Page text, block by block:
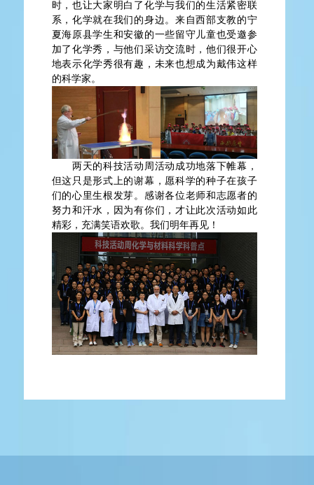
时，也让大家明白了化学与我们的生活紧密联
系，化学就在我们的身边。来自西部支教的宁
夏海原县学生和安徽的一些留守儿童也受邀参
加了化学秀，与他们采访交流时，他们很开心
地表示化学秀很有趣，未来也想成为戴伟这样
的科学家。
两天的科技活动周活动成功地落下帷幕，
但这只是形式上的谢幕，愿科学的种子在孩子
们的心里生根发芽。感谢各位老师和志愿者的
努力和汗水，因为有你们，才让此次活动如此
精彩，充满笑语欢歌。我们明年再见！